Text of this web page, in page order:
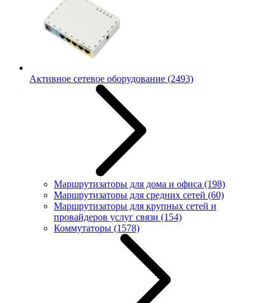
Активное сетевое оборудование (2493)
Маршрутизаторы для дома и офиса (198)
Маршрутизаторы для средних сетей (60)
Маршрутизаторы для крупных сетей и
провайдеров услуг связи (154)
Коммутаторы (1578)